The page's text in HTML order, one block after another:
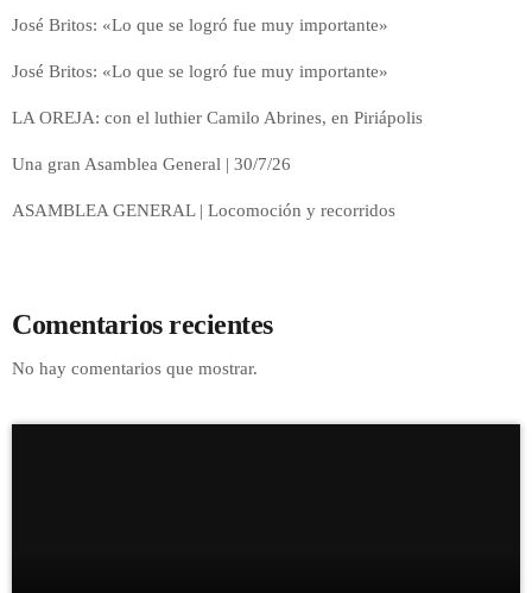
José Britos: «Lo que se logró fue muy importante»
José Britos: «Lo que se logró fue muy importante»
LA OREJA: con el luthier Camilo Abrines, en Piriápolis
Una gran Asamblea General | 30/7/26
ASAMBLEA GENERAL | Locomoción y recorridos
Comentarios recientes
No hay comentarios que mostrar.